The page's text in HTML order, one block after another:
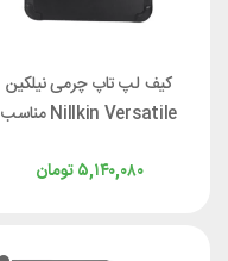
کیف لپ تاپ چرمی نیلکین
Nillkin Versatile مناسب
تومان۵,۱۴۰,۰۸۰